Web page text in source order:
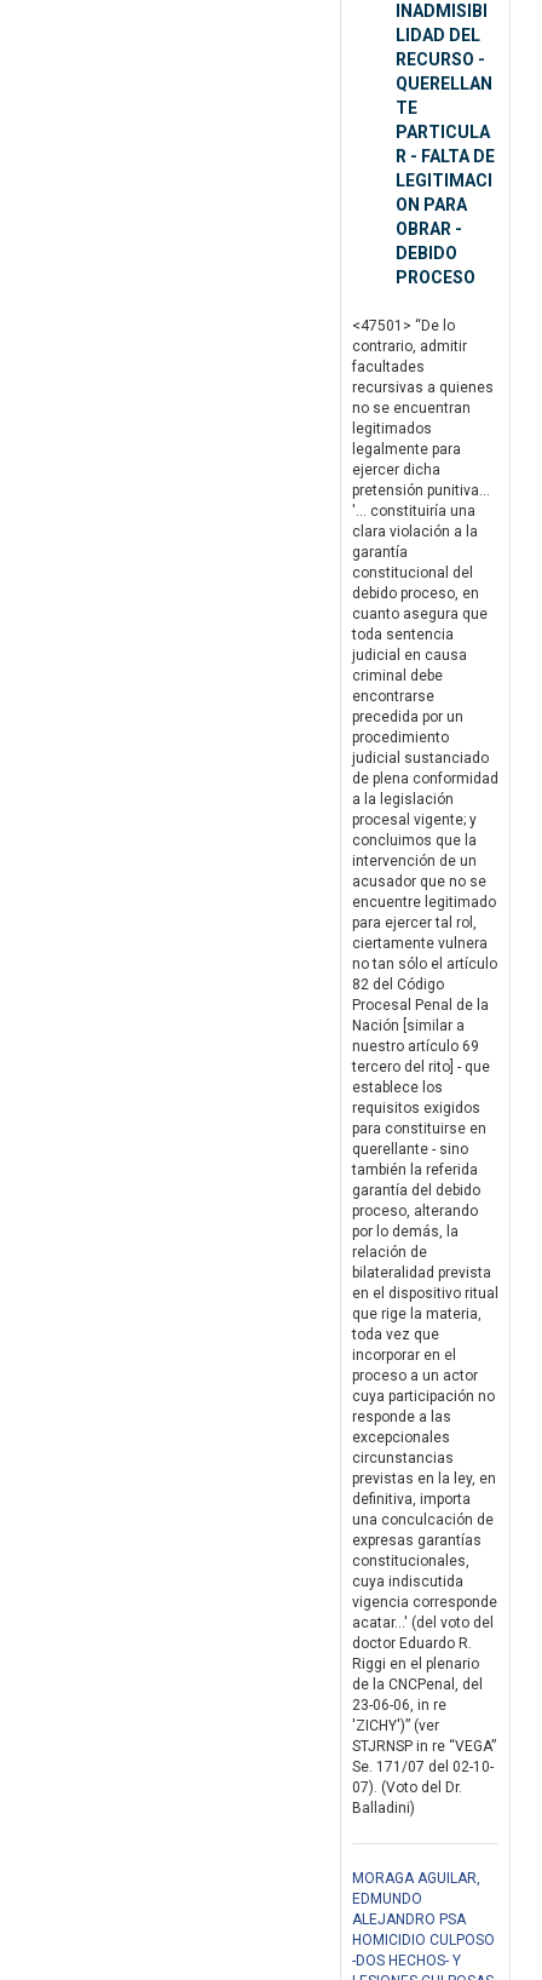
INADMISIBI
LIDAD DEL
RECURSO -
QUERELLAN
TE
PARTICULA
R - FALTA DE
LEGITIMACI
ON PARA
OBRAR -
DEBIDO
PROCESO
<47501> “De lo
contrario, admitir
facultades
recursivas a quienes
no se encuentran
legitimados
legalmente para
ejercer dicha
pretensión punitiva...
'... constituiría una
clara violación a la
garantía
constitucional del
debido proceso, en
cuanto asegura que
toda sentencia
judicial en causa
criminal debe
encontrarse
precedida por un
procedimiento
judicial sustanciado
de plena conformidad
a la legislación
procesal vigente; y
concluimos que la
intervención de un
acusador que no se
encuentre legitimado
para ejercer tal rol,
ciertamente vulnera
no tan sólo el artículo
82 del Código
Procesal Penal de la
Nación [similar a
nuestro artículo 69
tercero del rito] - que
establece los
requisitos exigidos
para constituirse en
querellante - sino
también la referida
garantía del debido
proceso, alterando
por lo demás, la
relación de
bilateralidad prevista
en el dispositivo ritual
que rige la materia,
toda vez que
incorporar en el
proceso a un actor
cuya participación no
responde a las
excepcionales
circunstancias
previstas en la ley, en
definitiva, importa
una conculcación de
expresas garantías
constitucionales,
cuya indiscutida
vigencia corresponde
acatar...' (del voto del
doctor Eduardo R.
Riggi en el plenario
de la CNCPenal, del
23-06-06, in re
'ZICHY')” (ver
STJRNSP in re “VEGA”
Se. 171/07 del 02-10-
07). (Voto del Dr.
Balladini)
MORAGA AGUILAR,
EDMUNDO
ALEJANDRO PSA
HOMICIDIO CULPOSO
-DOS HECHOS- Y